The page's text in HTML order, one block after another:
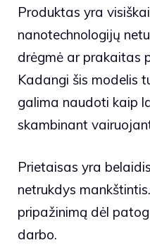
Produktas yra
nanotechnologijų
drėgmė ar prakaitas
Kadangi šis modelis
galima naudoti kaip
skambinant
Prietaisas yra
netrukdys
pripažinimą dėl
darbo.